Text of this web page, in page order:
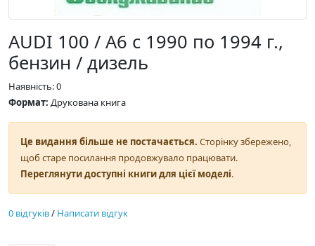
AUDI 100 / A6 с 1990 по 1994 г.,
бензин / дизель
Наявність: 0
Формат: Друкована книга
Це видання більше не постачається. Сторінку збережено,
щоб старе посилання продовжувало працювати.
Переглянути доступні книги для цієї моделі.
0 відгуків/ Написати відгук